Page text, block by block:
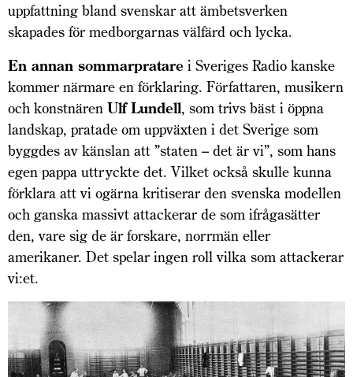
uppfattning bland svenskar att ämbetsverken
skapades för medborgarnas välfärd och lycka.
En annan sommarpratare i Sveriges Radio kanske
kommer närmare en förklaring. Författaren, musikern
och konstnären Ulf Lundell, som trivs bäst i öppna
landskap, pratade om uppväxten i det Sverige som
byggdes av känslan att ”staten – det är vi”, som hans
egen pappa uttryckte det. Vilket också skulle kunna
förklara att vi ogärna kritiserar den svenska modellen
och ganska massivt attackerar de som ifrågasätter
den, vare sig de är forskare, norrmän eller
amerikaner. Det spelar ingen roll vilka som attackerar
vi:et.